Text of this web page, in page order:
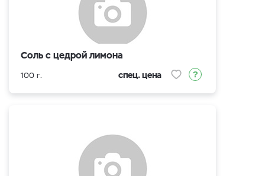
Соль с цедрой лимона
100 г. спец. цена